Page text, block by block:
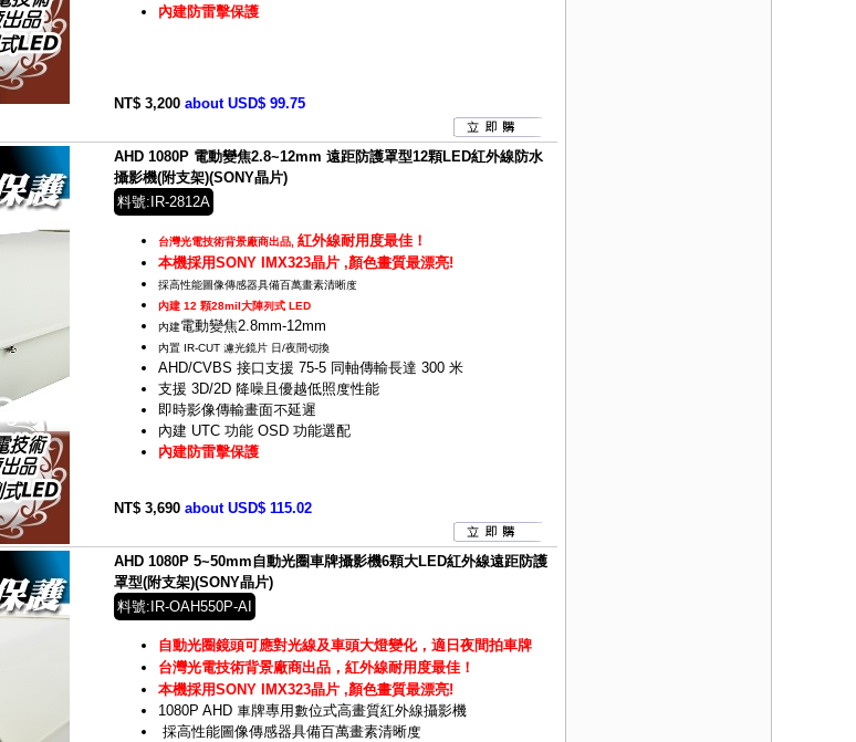
內建防雷擊保護
NT$ 3,200 about USD$ 99.75
AHD 1080P 電動變焦2.8~12mm 遠距防護罩型12顆LED紅外線防水
攝影機(附支架)(SONY晶片)
料號:IR-2812A
台灣光電技術背景廠商出品, 紅外線耐用度最佳！
本機採用SONY IMX323晶片 ,顏色畫質最漂亮!
採高性能圖像傳感器具備百萬畫素清晰度
內建 12 顆28mil大陣列式 LED
內建電動變焦2.8mm-12mm
內置 IR-CUT 濾光鏡片 日/夜間切換
AHD/CVBS 接口支援 75-5 同軸傳輸長達 300 米
支援 3D/2D 降噪且優越低照度性能
即時影像傳輸畫面不延遲
內建 UTC 功能 OSD 功能選配
內建防雷擊保護
NT$ 3,690 about USD$ 115.02
AHD 1080P 5~50mm自動光圈車牌攝影機6顆大LED紅外線遠距防護
罩型(附支架)(SONY晶片)
料號:IR-OAH550P-AI
自動光圈鏡頭可應對光線及車頭大燈變化，適日夜間拍車牌
台灣光電技術背景廠商出品，紅外線耐用度最佳！
本機採用SONY IMX323晶片 ,顏色畫質最漂亮!
1080P AHD 車牌專用數位式高畫質紅外線攝影機
採高性能圖像傳感器具備百萬畫素清晰度